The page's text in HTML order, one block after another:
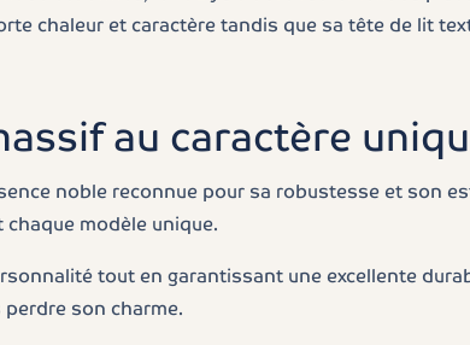
chaleur et caractère tandis que sa tête de lit
au caractère
noble reconnue pour sa robustesse et son
modèle unique.
tout en garantissant une excellente
son charme.